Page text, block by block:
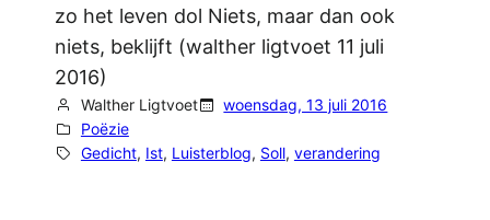
zo het leven dol Niets, maar dan ook
niets, beklijft (walther ligtvoet 11 juli
2016)
Walther Ligtvoet
woensdag, 13 juli 2016
Poëzie
Gedicht, Ist, Luisterblog, Soll, verandering